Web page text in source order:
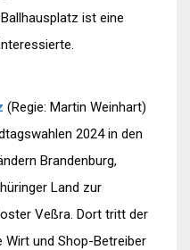
ist eine
(Regie: Martin Weinhart)
2024 in den
Brandenburg,
Land zur
Veßra. Dort tritt der
und Shop-Betreiber